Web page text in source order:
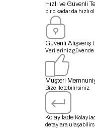
Hızlı ve Güvenli
bir o kadar da hızlı
Güvenli Alışveriş
Verileriniz güvende
Müşteri
Bize iletebilirsiniz
Kolay İade Kolay
detaylara